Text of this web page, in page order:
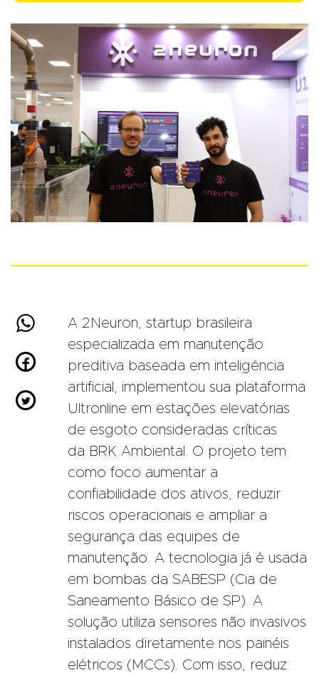



A 2Neuron, startup brasileira
especializada em manutenção
preditiva baseada em inteligência
artificial, implementou sua plataforma
Ultronline em estações elevatórias
de esgoto consideradas críticas
da BRK Ambiental. O projeto tem
como foco aumentar a
confiabilidade dos ativos, reduzir
riscos operacionais e ampliar a
segurança das equipes de
manutenção. A tecnologia já é usada
em bombas da SABESP (Cia de
Saneamento Básico de SP). A
solução utiliza sensores não invasivos
instalados diretamente nos painéis
elétricos (MCCs). Com isso, reduz